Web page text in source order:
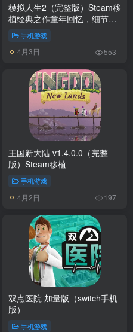
模拟人生2（完整版）Steam移
植经典之作童年回忆，细节满
满，可玩性很高！
手机游戏
4月3日 553
王国新大陆 v1.4.0.0（完整
版）Steam移植
手机游戏
4月2日 197
双点医院 加量版（switch手机
版）
手机游戏